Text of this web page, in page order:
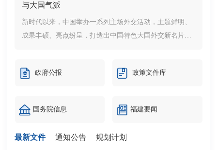
与大国气派
新时代以来，中国举办一系列主场外交活动，主题鲜明、
成果丰硕、亮点纷呈，打造出中国特色大国外交新名片，
政府公报 政策文件库
国务院信息 福建要闻
最新文件 通知公告 规划计划